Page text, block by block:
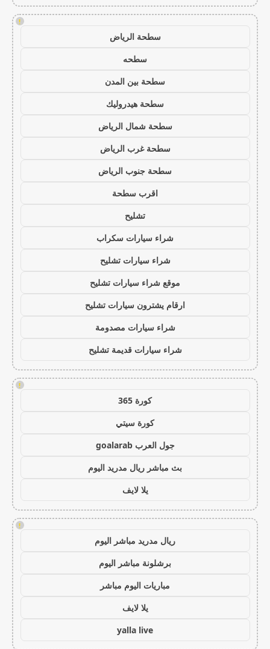
!
سطحة الرياض
سطحه
سطحة بين المدن
سطحة هيدروليك
سطحة شمال الرياض
سطحة غرب الرياض
سطحة جنوب الرياض
اقرب سطحة
تشليح
شراء سيارات سكراب
شراء سيارات تشليح
موقع شراء سيارات تشليح
ارقام يشترون سيارات تشليح
شراء سيارات مصدومة
شراء سيارات قديمة تشليح
!
كورة 365
كورة سيتي
جول العرب goalarab
بث مباشر ريال مدريد اليوم
يلا لايف
!
ريال مدريد مباشر اليوم
برشلونة مباشر اليوم
مباريات اليوم مباشر
يلا لايف
yalla live